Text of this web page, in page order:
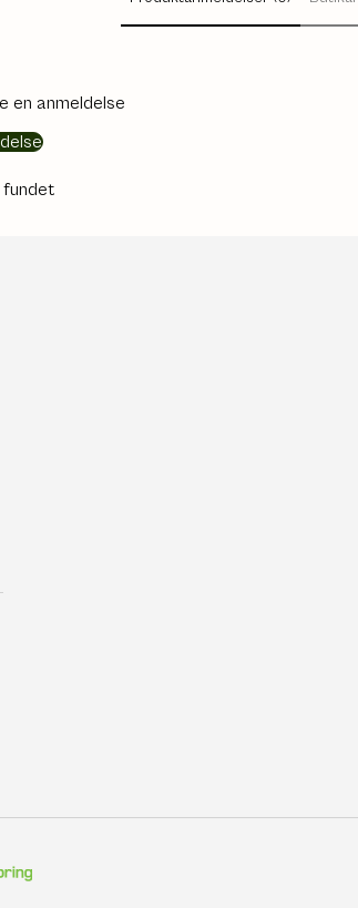
en anmeldelse
fundet